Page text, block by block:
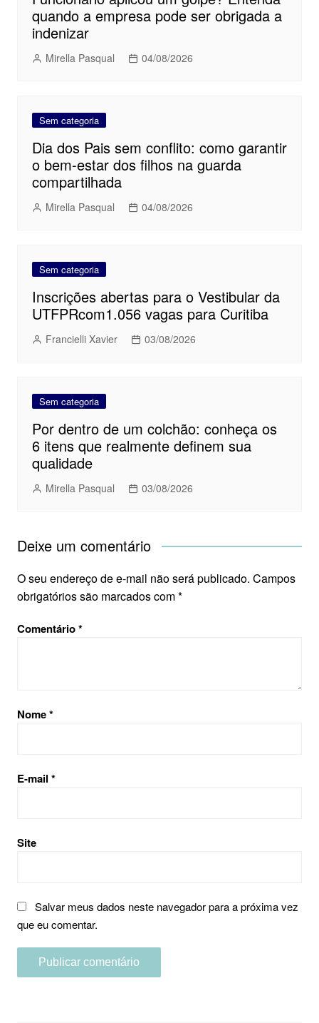
quando a empresa pode ser obrigada a
indenizar
Mirella Pasqual 04/08/2026
Sem categoria
Dia dos Pais sem conflito: como garantir
o bem-estar dos filhos na guarda
compartilhada
Mirella Pasqual 04/08/2026
Sem categoria
Inscrições abertas para o Vestibular da
UTFPRcom1.056 vagas para Curitiba
Francielli Xavier 03/08/2026
Sem categoria
Por dentro de um colchão: conheça os
6 itens que realmente definem sua
qualidade
Mirella Pasqual 03/08/2026
Deixe um comentário
O seu endereço de e-mail não será publicado. Campos
obrigatórios são marcados com*
Comentário*
Nome*
E-mail *
Site
Salvar meus dados neste navegador para a próxima vez
que eu comentar.